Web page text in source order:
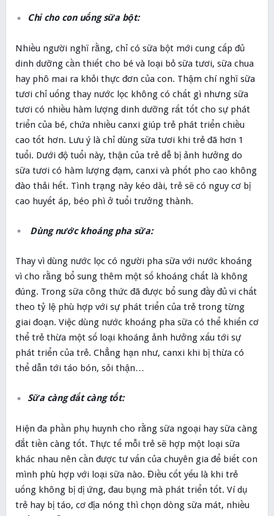
Chỉ cho con uống sữa bột:
Nhiều người nghĩ rằng, chỉ có sữa bột mới cung cấp đủ
dinh dưỡng cần thiết cho bé và loại bỏ sữa tươi, sữa chua
hay phô mai ra khỏi thực đơn của con. Thậm chí nghĩ sữa
tươi chỉ uống thay nước lọc không có chất gì nhưng sữa
tươi có nhiều hàm lượng dinh dưỡng rất tốt cho sự phát
triển của bé, chứa nhiều canxi giúp trẻ phát triển chiều
cao tốt hơn. Lưu ý là chỉ dùng sữa tươi khi trẻ đã hơn 1
tuổi. Dưới độ tuổi này, thận của trẻ dễ bị ảnh hưởng do
sữa tươi có hàm lượng đạm, canxi và phốt pho cao không
đào thải hết. Tình trạng này kéo dài, trẻ sẽ có nguy cơ bị
cao huyết áp, béo phì ở tuổi trưởng thành.
Dùng nước khoáng pha sữa:
Thay vì dùng nước lọc có người pha sữa với nước khoáng
vì cho rằng bổ sung thêm một số khoáng chất là không
đúng. Trong sữa công thức đã được bổ sung đầy đủ vi chất
theo tỷ lệ phù hợp với sự phát triển của trẻ trong từng
giai đoạn. Việc dùng nước khoáng pha sữa có thể khiến cơ
thể trẻ thừa một số loại khoáng ảnh hưởng xấu tới sự
phát triển của trẻ. Chẳng hạn như, canxi khi bị thừa có
thể dẫn tới táo bón, sỏi thận…
Sữa càng đắt càng tốt:
Hiện đa phần phụ huynh cho rằng sữa ngoại hay sữa càng
đắt tiền càng tốt. Thực tế mỗi trẻ sẽ hợp một loại sữa
khác nhau nên cần được tư vấn của chuyên gia để biết con
mình phù hợp với loại sữa nào. Điều cốt yếu là khi trẻ
uống không bị dị ứng, đau bụng mà phát triển tốt. Ví dụ
trẻ hay bị táo, cơ địa nóng thì chọn dòng sữa mát, nhiều